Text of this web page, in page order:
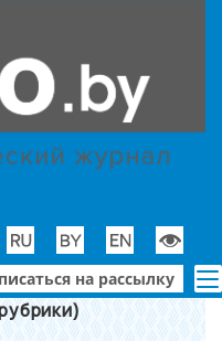
на рассылку